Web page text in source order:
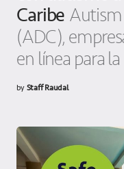
Caribe
(ADC),
en línea para la
byStaff Raudal